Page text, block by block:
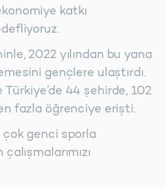
katkı
2022 yılından bu yana
gençlere ulaştırdı.
44 şehirde, 102
fazla öğrenciye erişti.
çok genci sporla